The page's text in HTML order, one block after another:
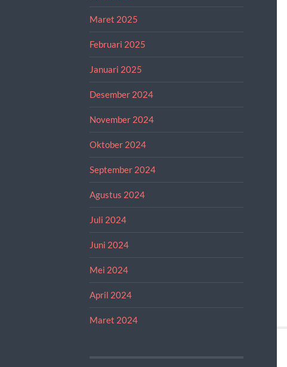
Maret 2025
Februari 2025
Januari 2025
Desember 2024
November 2024
Oktober 2024
September 2024
Agustus 2024
Juli 2024
Juni 2024
Mei 2024
April 2024
Maret 2024